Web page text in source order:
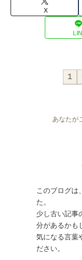
X
1
あなたが
このブログは
た。
少し古い記事
分があるかも
気になる言葉
ださい。